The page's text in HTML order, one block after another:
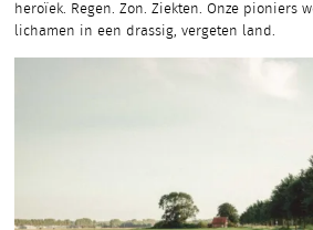
heroïek. Regen. Zon. Ziekten. Onze pioniers
lichamen in een drassig, vergeten land.